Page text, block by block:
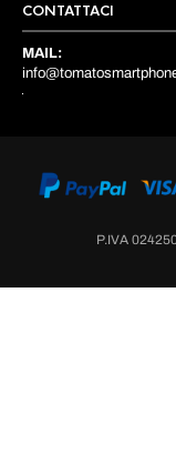
CONTATTACI
MAIL:
P.IVA